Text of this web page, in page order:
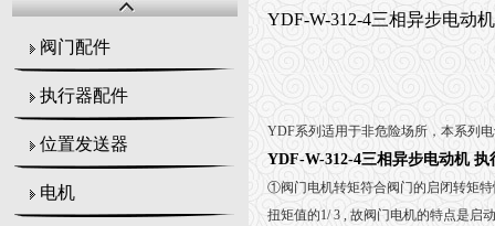
阀门配件
执行器配件
位置发送器
电机
YDF-W-312-4三相异步电动
YDF系列适用于非危险场所，本系列
YDF-W-312-4三相异步电动机 执
①阀门电机转矩符合阀门的启闭转矩
扭矩值的1/ 3 , 故阀门电机的特点是启